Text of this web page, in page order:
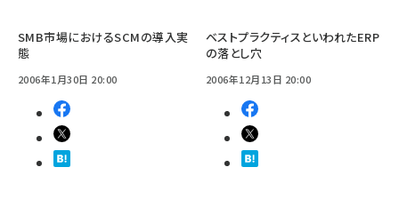
SMB市場におけるSCMの導入実
態
2006年1月30日 20:00
ベストプラクティスといわれたERP
の落とし穴
2006年12月13日 20:00